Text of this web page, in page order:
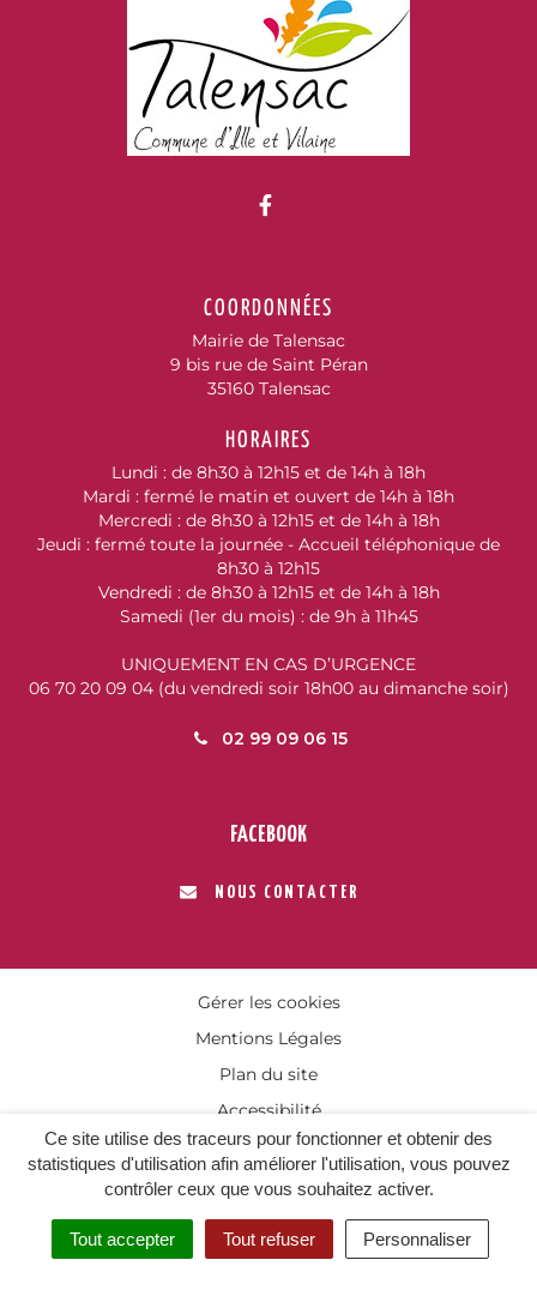
Ce site utilise des traceurs pour fonctionner et obtenir des
statistiques d'utilisation afin améliorer l'utilisation, vous pouvez
contrôler ceux que vous souhaitez activer.
Tout accepter Tout refuser Personnaliser
Lien vers le compte
COORDONNÉES
Mairie de Talensac
9 bis rue de Saint Péran
35160 Talensac
HORAIRES
Lundi : de 8h30 à 12h15 et de 14h à 18h
Mardi : fermé le matin et ouvert de 14h à 18h
Mercredi : de 8h30 à 12h15 et de 14h à 18h
Jeudi : fermé toute la journée - Accueil téléphonique de
8h30 à 12h15
Vendredi : de 8h30 à 12h15 et de 14h à 18h
Samedi (1er du mois) : de 9h à 11h45
UNIQUEMENT EN CAS D’URGENCE
06 70 20 09 04 (du vendredi soir 18h00 au dimanche soir)
02 99 09 06 15
FACEBOOK
NOUS CONTACTER
Gérer les cookies
Mentions Légales
Plan du site
Accessibilité